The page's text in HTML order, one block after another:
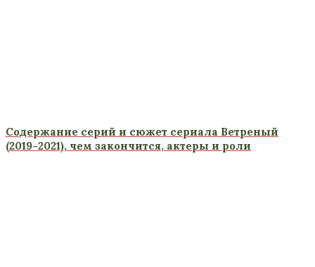
Содержание серий и сюжет сериала Ветреный
(2019-2021), чем закончится, актеры и роли